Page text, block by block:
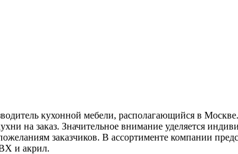
кухонной мебели, располагающийся в
на заказ. Значительное внимание уделяется
заказчиков. В ассортименте компании
и акрил.